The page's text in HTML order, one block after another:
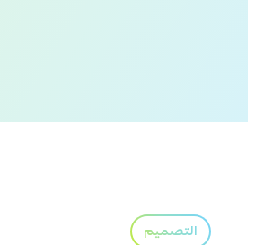
التصميم